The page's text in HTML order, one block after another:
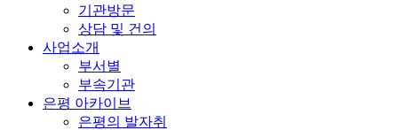
기관방문
상담 및 건의
사업소개
부서별
부속기관
은평 아카이브
은평의 발자취